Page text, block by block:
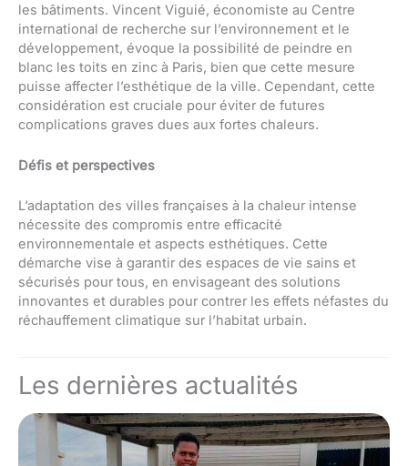
les bâtiments. Vincent Viguié, économiste au Centre
international de recherche sur l’environnement et le
développement, évoque la possibilité de peindre en
blanc les toits en zinc à Paris, bien que cette mesure
puisse affecter l’esthétique de la ville. Cependant, cette
considération est cruciale pour éviter de futures
complications graves dues aux fortes chaleurs.
Défis et perspectives
L’adaptation des villes françaises à la chaleur intense
nécessite des compromis entre efficacité
environnementale et aspects esthétiques. Cette
démarche vise à garantir des espaces de vie sains et
sécurisés pour tous, en envisageant des solutions
innovantes et durables pour contrer les effets néfastes du
réchauffement climatique sur l’habitat urbain.
Les dernières actualités